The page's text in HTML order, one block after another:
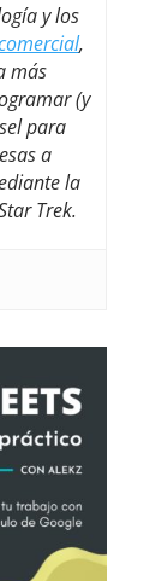
y los
,
más
(y
para
a
la
Trek.